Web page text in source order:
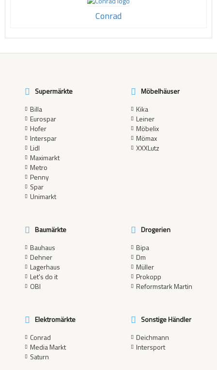
Conrad
Supermärkte
Billa
Eurospar
Hofer
Interspar
Lidl
Maximarkt
Metro
Penny
Spar
Unimarkt
Möbelhäuser
Kika
Leiner
Möbelix
Mömax
XXXLutz
Baumärkte
Bauhaus
Dehner
Lagerhaus
Let's do it
OBI
Drogerien
Bipa
Dm
Müller
Prokopp
Reformstark Martin
Elektromärkte
Conrad
Media Markt
Saturn
Sonstige Händler
Deichmann
Intersport